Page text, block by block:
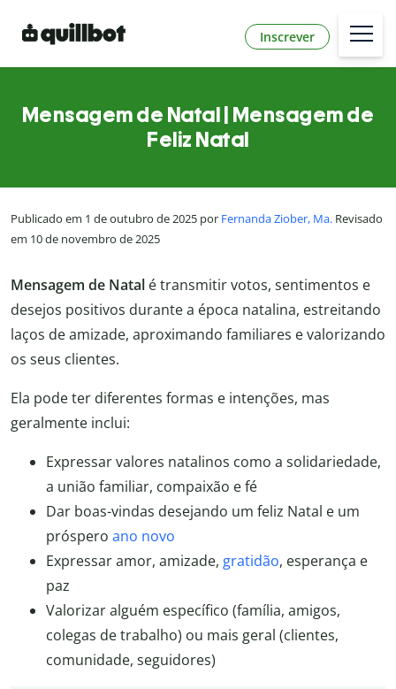
Inscrever
Mensagem de Natal | Mensagem de
Feliz Natal
Publicado em 1 de outubro de 2025 por Fernanda Ziober, Ma. Revisado
em 10 de novembro de 2025
Mensagem de Natal é transmitir votos, sentimentos e
desejos positivos durante a época natalina, estreitando
laços de amizade, aproximando familiares e valorizando
os seus clientes.
Ela pode ter diferentes formas e intenções, mas
geralmente inclui:
Expressar valores natalinos como a solidariedade,
a união familiar, compaixão e fé
Dar boas-vindas desejando um feliz Natal e um
próspero ano novo
Expressar amor, amizade, gratidão, esperança e
paz
Valorizar alguém específico (família, amigos,
colegas de trabalho) ou mais geral (clientes,
comunidade, seguidores)